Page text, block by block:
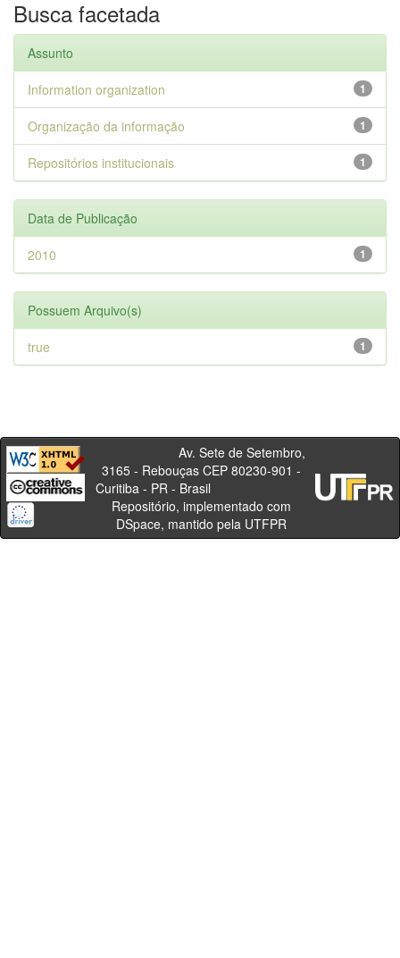
Busca facetada
Assunto
1
Information organization
1
Organização da informação
1
Repositórios institucionais
Data de Publicação
1
2010
Possuem Arquivo(s)
1
true
Av. Sete de Setembro,
3165 - Rebouças CEP 80230-901 -
Curitiba - PR - Brasil
Repositório, implementado com
DSpace, mantido pela UTFPR